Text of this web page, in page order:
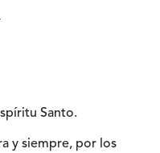
Santo.
y siempre, por los